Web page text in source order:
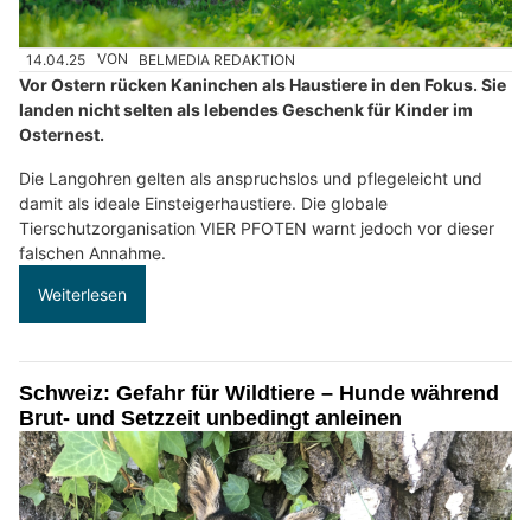
14.04.25 VON BELMEDIA REDAKTION
Vor Ostern rücken Kaninchen als Haustiere in den Fokus. Sie
landen nicht selten als lebendes Geschenk für Kinder im
Osternest.
Die Langohren gelten als anspruchslos und pflegeleicht und
damit als ideale Einsteigerhaustiere. Die globale
Tierschutzorganisation VIER PFOTEN warnt jedoch vor dieser
falschen Annahme.
Weiterlesen
Schweiz: Gefahr für Wildtiere – Hunde während
Brut- und Setzzeit unbedingt anleinen